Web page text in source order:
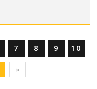
7 8 9
10
»